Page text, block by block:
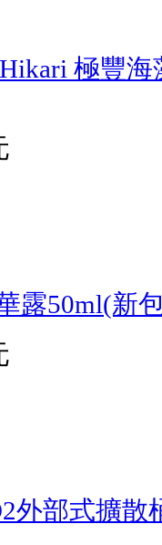
極豐
露50ml(新
外部式擴散